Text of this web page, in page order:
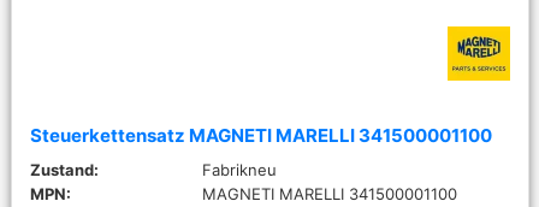
Steuerkettensatz MAGNETI MARELLI 341500001100
Zustand:
Fabrikneu
MPN:
MAGNETI MARELLI 341500001100